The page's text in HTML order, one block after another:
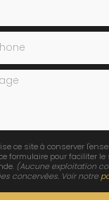
ce site à conserver
formulaire pour faciliter
(Aucune exploitation
concervées. Voir notre